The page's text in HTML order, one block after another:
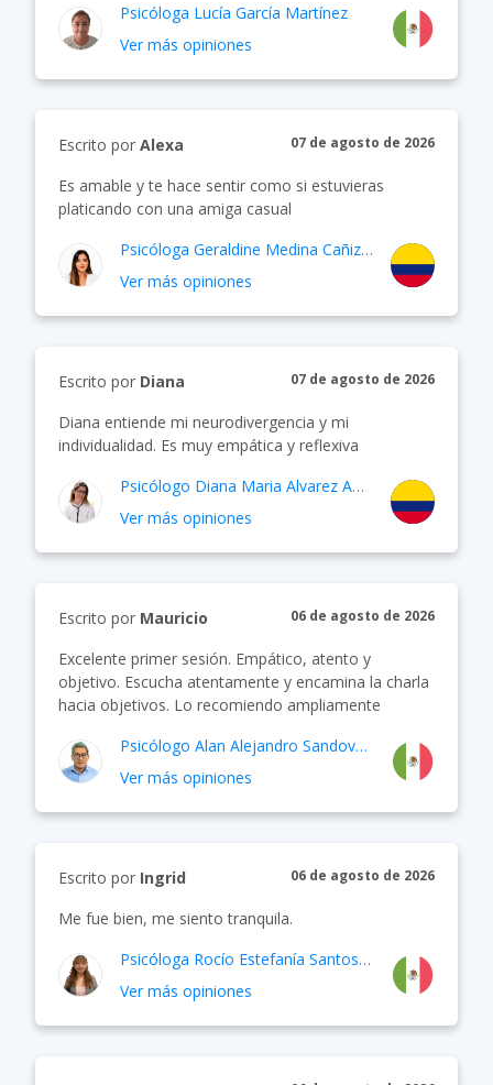
Psicóloga Lucía García Martínez
Ver más opiniones
Escrito por Alexa 07 de agosto de 2026
Es amable y te hace sentir como si estuvieras
platicando con una amiga casual
Psicóloga Geraldine Medina Cañizares
Ver más opiniones
Escrito por Diana 07 de agosto de 2026
Diana entiende mi neurodivergencia y mi
individualidad. Es muy empática y reflexiva
Psicólogo Diana Maria Alvarez Amariles
Ver más opiniones
Escrito por Mauricio 06 de agosto de 2026
Excelente primer sesión. Empático, atento y
objetivo. Escucha atentamente y encamina la charla
hacia objetivos. Lo recomiendo ampliamente
Psicólogo Alan Alejandro Sandoval Mendoza
Ver más opiniones
Escrito por Ingrid 06 de agosto de 2026
Me fue bien, me siento tranquila.
Psicóloga Rocío Estefanía Santos Mena
Ver más opiniones